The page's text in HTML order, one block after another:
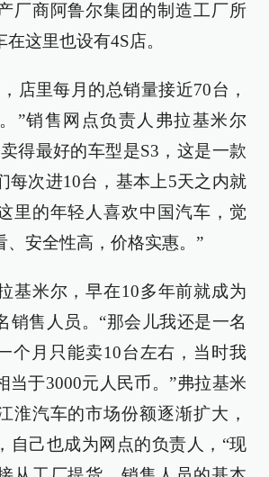
厂商阿鲁尔集团的制造工厂所
这里也设有4S店。
店里每月的总销量接近70台，
”销售网点负责人弗拉基米尔
得最好的车型是S3，这是一款
每次进10台，基本上5天之内就
里的年轻人喜欢中国汽车，觉
、安全性高，价格实惠。”
基米尔，早在10多年前就成为
销售人员。“那会儿我还是一名
个月只能卖10台左右，当时我
当于3000元人民币。”弗拉基米
淮汽车的市场份额逐渐扩大，
自己也成为网点的负责人，“现